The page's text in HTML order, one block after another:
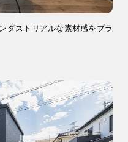
ダストリアルな素材感をプラ